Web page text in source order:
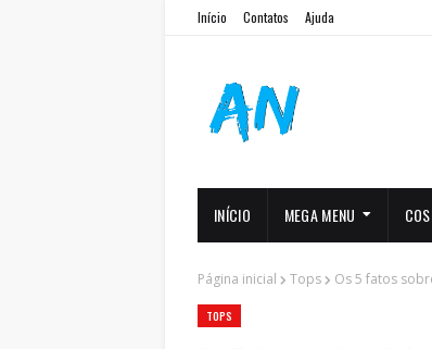
Início Contatos Ajuda
INÍCIO MEGA MENU
Página inicial Tops Os 5 fatos
TOPS